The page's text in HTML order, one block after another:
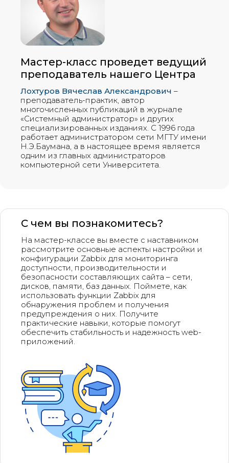
Мастер-класс проведет ведущий
преподаватель нашего Центра
Лохтуров Вячеслав Александрович –
преподаватель-практик, автор
многочисленных публикаций в журнале
«Системный администратор» и других
специализированных изданиях. С 1996 года
работает администратором сети МГТУ имени
Н.Э.Баумана, а в настоящее время является
одним из главных администраторов
компьютерной сети Университета.
С чем вы познакомитесь?
На мастер-классе вы вместе с наставником
рассмотрите основные аспекты настройки и
конфигурации Zabbix для мониторинга
доступности, производительности и
безопасности составляющих сайта – сети,
дисков, памяти, баз данных. Поймете, как
использовать функции Zabbix для
обнаружения проблем и получения
предупреждения о них. Получите
практические навыки, которые помогут
обеспечить стабильность и надежность web-
приложений.